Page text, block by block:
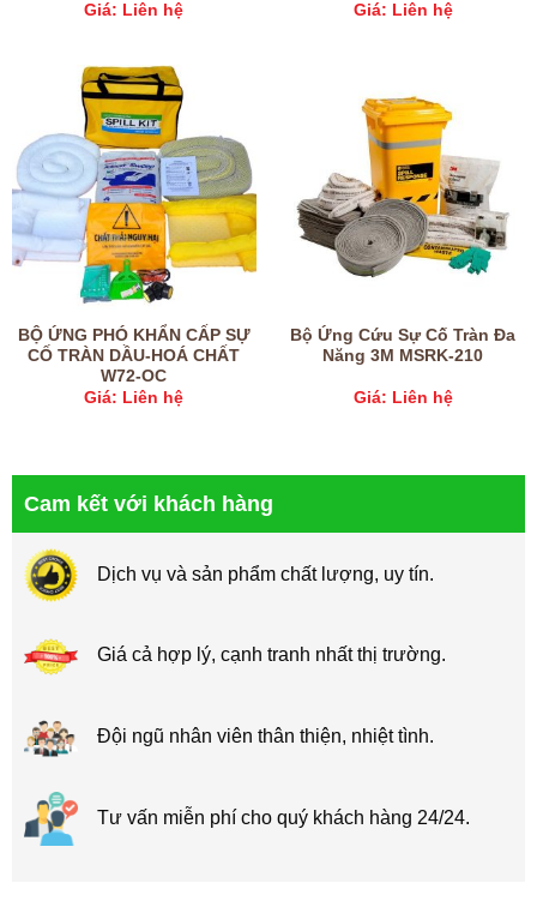
Cam kết với khách hàng
Dịch vụ và sản phẩm chất lượng, uy tín.
Giá cả hợp lý, cạnh tranh nhất thị trường.
Đội ngũ nhân viên thân thiện, nhiệt tình.
Tư vấn miễn phí cho quý khách hàng 24/24.
Giá: Liên hệ
Giá: Liên hệ
BỘ ỨNG PHÓ KHẨN CẤP SỰ
CỐ TRÀN DẦU-HOÁ CHẤT
W72-OC
Giá: Liên hệ
Bộ Ứng Cứu Sự Cố Tràn Đa
Năng 3M MSRK-210
Giá: Liên hệ